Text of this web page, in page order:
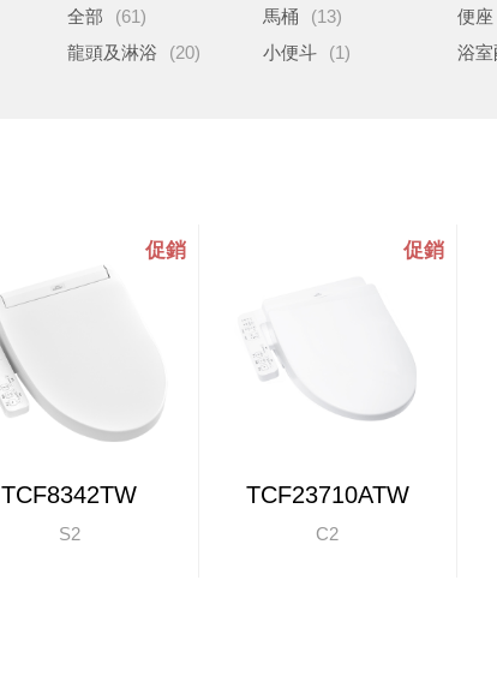
全部 (61) 馬桶 (13) 便座
龍頭及淋浴
(20) 小便斗 (1) 浴
TCF8342TW
S2
TCF23710ATW
C2